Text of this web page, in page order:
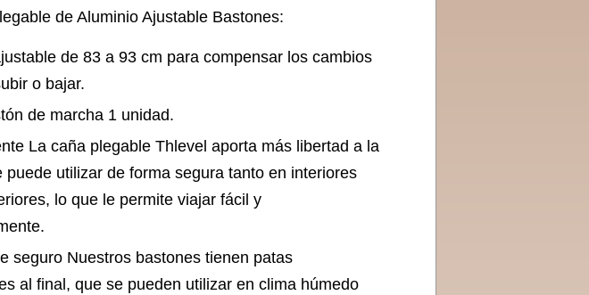
de Aluminio Ajustable Bastones:
de 83 a 93 cm para compensar los cambios
o bajar.
de marcha 1 unidad.
La caña plegable Thlevel aporta más libertad a la
puede utilizar de forma segura tanto en interiores
lo que le permite viajar fácil y
seguro Nuestros bastones tienen patas
al final, que se pueden utilizar en clima húmedo